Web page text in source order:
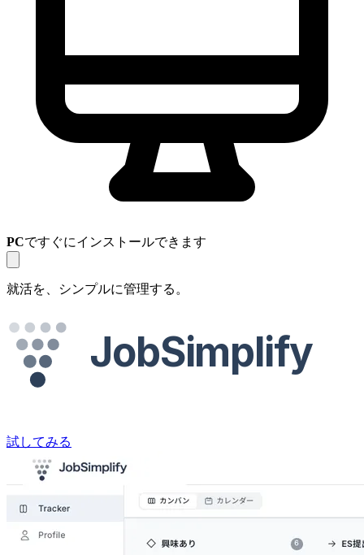
PCですぐにインストールできます
就活を、シンプルに管理する。
JobSimplify
試してみる